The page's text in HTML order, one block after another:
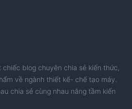
blog chuyên chia sẻ kiến thức,
về ngành thiết kế- chế tạo máy.
chia sẻ cùng nhau nâng tầm kiến